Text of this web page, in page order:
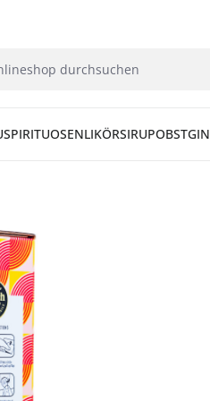
SPIRITUOSENLIKÖRSIRUPOBSTGIN